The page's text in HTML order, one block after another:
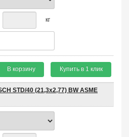
кг
В корзину Купить в 1 клик
STD/40 (21,3х2,77) BW ASME